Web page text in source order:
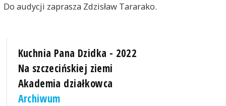
Do audycji zaprasza Zdzisław Tararako.
Kuchnia Pana Dzidka - 2022
Na szczecińskiej ziemi
Akademia działkowca
Archiwum